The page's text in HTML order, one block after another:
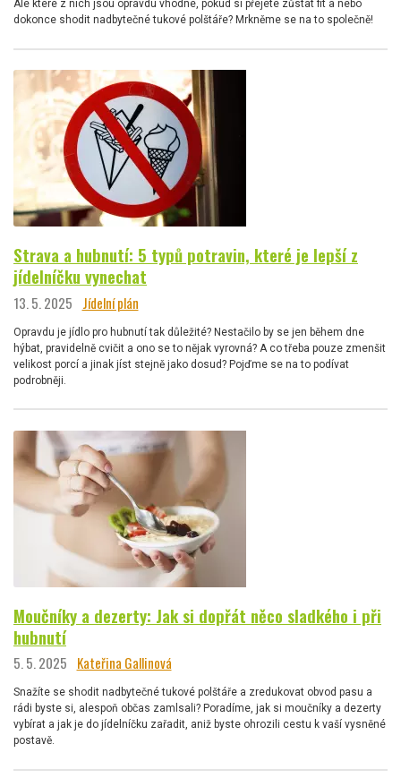
Ale které z nich jsou opravdu vhodné, pokud si přejete zůstat fit a nebo
dokonce shodit nadbytečné tukové polštáře? Mrkněme se na to společně!
Strava a hubnutí: 5 typů potravin, které je lepší z
jídelníčku vynechat
13. 5. 2025 Jídelní plán
Opravdu je jídlo pro hubnutí tak důležité? Nestačilo by se jen během dne
hýbat, pravidelně cvičit a ono se to nějak vyrovná? A co třeba pouze zmenšit
velikost porcí a jinak jíst stejně jako dosud? Pojďme se na to podívat
podrobněji.
Moučníky a dezerty: Jak si dopřát něco sladkého i při
hubnutí
5. 5. 2025 Kateřina Gallinová
Snažíte se shodit nadbytečné tukové polštáře a zredukovat obvod pasu a
rádi byste si, alespoň občas zamlsali? Poradíme, jak si moučníky a dezerty
vybírat a jak je do jídelníčku zařadit, aniž byste ohrozili cestu k vaší vysněné
postavě.